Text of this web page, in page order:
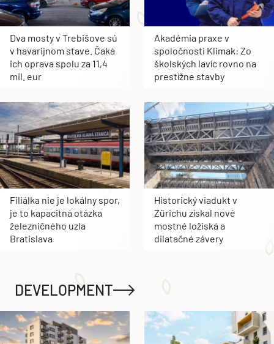
Dva mosty v Trebišove sú
v havarijnom stave. Čaká
ich oprava spolu za 11,4
mil. eur
Akadémia praxe v
spoločnosti Klimak: Zo
školských lavíc rovno na
prestížne stavby
Filiálka nie je lokálny spor,
je to kapacitná otázka
železničného uzla
Bratislava
Historický viadukt v
Zürichu získal nové
mostné ložiská a
dilatačné závery
DEVELOPMENT